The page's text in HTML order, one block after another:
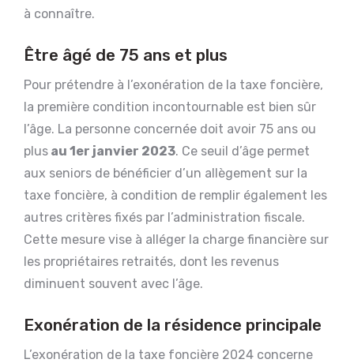
à connaître.
Être âgé de 75 ans et plus
Pour prétendre à l’exonération de la taxe foncière,
la première condition incontournable est bien sûr
l’âge. La personne concernée doit avoir 75 ans ou
plus au 1er janvier 2023. Ce seuil d’âge permet
aux seniors de bénéficier d’un allègement sur la
taxe foncière, à condition de remplir également les
autres critères fixés par l’administration fiscale.
Cette mesure vise à alléger la charge financière sur
les propriétaires retraités, dont les revenus
diminuent souvent avec l’âge.
Exonération de la résidence principale
L’exonération de la taxe foncière 2024 concerne